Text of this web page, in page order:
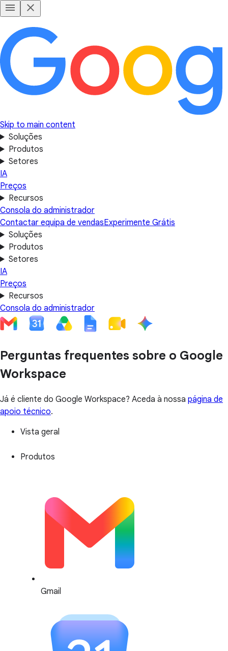
Skip to main content
Soluções
Produtos
Setores
IA
Preços
Recursos
Consola do administrador
Contactar equipa de vendasExperimente Grátis
Soluções
Produtos
Setores
IA
Preços
Recursos
Consola do administrador
Perguntas frequentes sobre o Google
Workspace
Já é cliente do Google Workspace? Aceda à nossa página de
apoio técnico.
Vista geral
Produtos
Gmail